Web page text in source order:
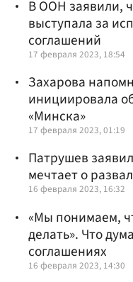
В ООН заявили,
выступала за
соглашений
17 февраля 2023, 18:54
Захарова
инициировала
«Минска»
17 февраля 2023, 01:19
Патрушев
мечтает о
16 февраля 2023, 16:32
«Мы понимаем,
делать». Что
соглашениях
16 февраля 2023, 14:30